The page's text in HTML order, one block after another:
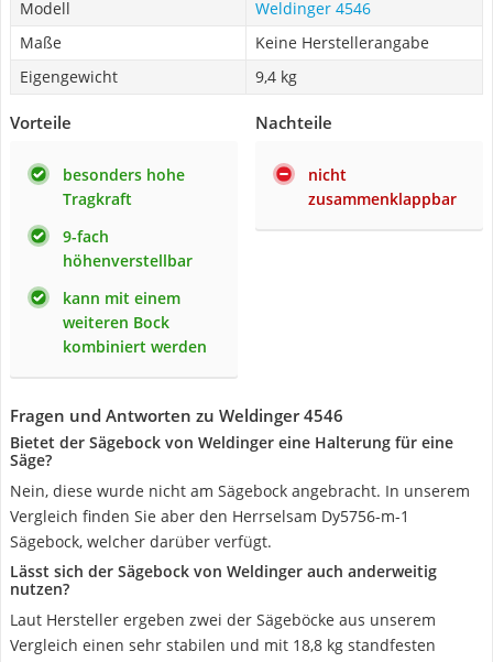
Modell
Weldinger 4546
Maße
Keine Herstellerangabe
Eigengewicht
9,4 kg
Vorteile
besonders hohe
Tragkraft
9-fach
höhenverstellbar
kann mit einem
weiteren Bock
kombiniert werden
Nachteile
nicht
zusammenklappbar
Fragen und Antworten zu Weldinger 4546
Bietet der Sägebock von Weldinger eine Halterung für eine
Säge?
Nein, diese wurde nicht am Sägebock angebracht. In unserem
Vergleich finden Sie aber den Herrselsam Dy5756-m-1
Sägebock, welcher darüber verfügt.
Lässt sich der Sägebock von Weldinger auch anderweitig
nutzen?
Laut Hersteller ergeben zwei der Sägeböcke aus unserem
Vergleich einen sehr stabilen und mit 18,8 kg standfesten